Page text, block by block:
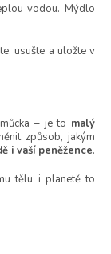
vodou. Mýdlo
usušte a uložte v
– je to malý
způsob, jakým
i vaší peněžence.
tělu i planetě to